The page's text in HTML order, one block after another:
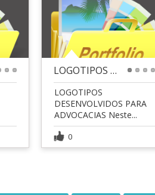
LOGOTIPOS DESENVOLVIDOS PARA ADVOCACIAS
LOGOTIPOS
DESENVOLVIDOS PARA
ADVOCACIAS Neste...
0